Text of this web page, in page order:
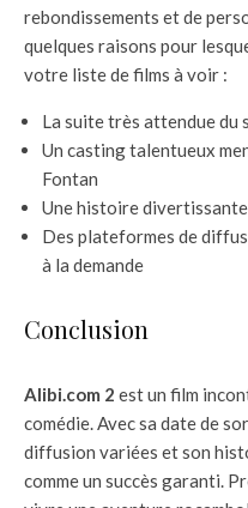
rebondissements et de
quelques raisons pour
votre liste de films à voir :
La suite très attendue du
Un casting talentueux
Fontan
Une histoire divertissante
Des plateformes de
à la demande
Conclusion
Alibi.com 2 est un film
comédie. Avec sa date de
diffusion variées et son
comme un succès garanti.